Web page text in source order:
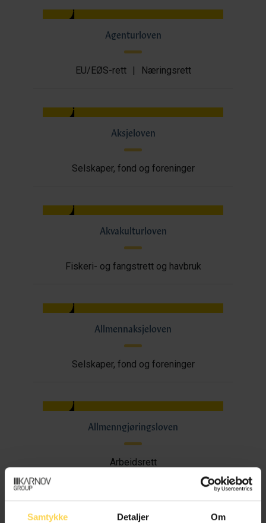
Samtykke Detaljer Om
Agenturloven
EU/EØS-rett | Næringsrett
Aksjeloven
Selskaper, fond og foreninger
Akvakulturloven
Fiskeri- og fangstrett og havbruk
Allmennaksjeloven
Selskaper, fond og foreninger
Allmenngjøringsloven
Arbeidsrett